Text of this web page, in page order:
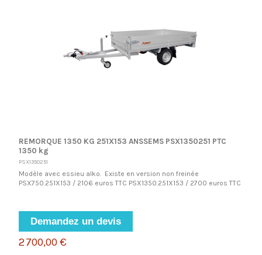
REMORQUE 1350 KG 251X153 ANSSEMS PSX1350251 PTC
1350 kg
PSX1350251
Modèle avec essieu alko. Existe en version non freinée
PSX750.251X153 / 2106 euros TTC PSX1350.251X153 / 2700 euros TTC
Demandez un devis
2 700,00 €